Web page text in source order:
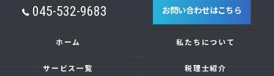
045-532-9683 お問い合わせはこちら
ホーム 私たちについて
サービス一覧 税理士紹介